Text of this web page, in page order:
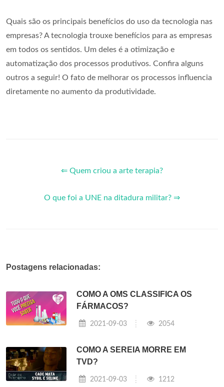
Quais são os principais benefícios do uso da tecnologia nas
empresas? A tecnologia trouxe benefícios para as empresas
em todos os sentidos. Um deles é a otimização e
automatização dos processos produtivos. Confira alguns
outros a seguir! O fato de melhorar os processos influencia
diretamente no aumento da produtividade.
⇐ Quem criou a arte terapia?
O que foi a UNE na ditadura militar? ⇒
Postagens relacionadas:
COMO A OMS CLASSIFICA OS
FÁRMACOS?
2021-09-03 2054
COMO A SEREIA MORRE EM
TVD?
2021-09-03 1212